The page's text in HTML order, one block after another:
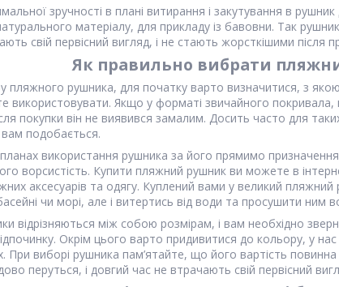
зручності в плані витирання і закутування в
матеріалу, для прикладу із бавовни. Так
свій первісний вигляд, і не стають жорсткішими після
Як правильно вибрати
пляжного рушника, для початку варто визначитися, з
використовувати. Якщо у форматі звичайного
покупки він не виявився замалим. Досить часто для
подобається.
використання рушника за його прямимо
ворсистість. Купити пляжний рушник ви можете в
аксесуарів та одягу. Куплений вами у великий пляжний
чи морі, але і витертись від води та просушити ним
відрізняються між собою розмірам, і вам необхідно
Окрім цього варто придивитися до кольору, у нас
При виборі рушника пам’ятайте, що його вартість
перуться, і довгий час не втрачають свій первісний